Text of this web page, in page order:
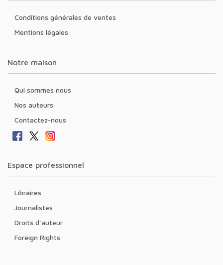
Conditions générales de ventes
Mentions légales
Notre maison
Qui sommes nous
Nos auteurs
Contactez-nous
Espace professionnel
Libraires
Journalistes
Droits d'auteur
Foreign Rights